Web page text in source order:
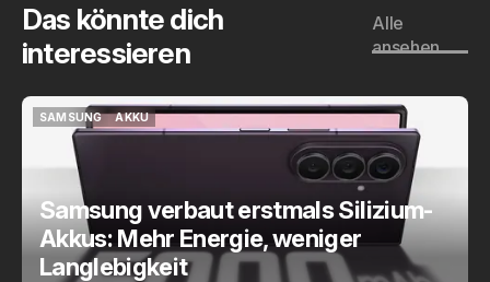
Das könnte dich
interessieren
Alle
ansehen
SAMSUNG
SAMSUNG
AKKU
AKKU
Samsung verbaut erstmals Silizium-
Akkus: Mehr Energie, weniger
Langlebigkeit